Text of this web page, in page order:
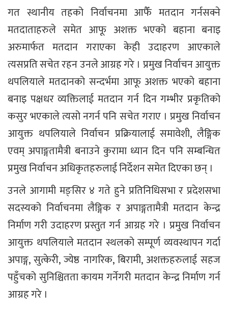
गत स्थानीय तहको निर्वाचनमा आफैँ मतदान गर्नसक्ने
मतदाताहरुले समेत आफू अशक्त भएको बहाना बनाइ
अरुमार्फत मतदान गराएका केही उदाहरण आएकाले
त्यसप्रति सचेत रहन उनले आग्रह गरे । प्रमुख निर्वाचन आयुक्त
थपलियाले मतदानको सन्दर्भमा आफू अशक्त भएको बहाना
बनाइ पक्षधर व्यक्तिलाई मतदान गर्न दिन गम्भीर प्रकृतिको
कसुर भएकाले त्यसो नगर्न पनि सचेत गराए । प्रमुख निर्वाचन
आयुक्त थपलियाले निर्वाचन प्रक्रियालाई समावेशी, लैङ्गिक
एवम् अपाङ्गतामैत्री बनाउने कुरामा ध्यान दिन पनि सम्बन्धित
प्रमुख निर्वाचन अधिकृतहरुलाई निर्देशन समेत दिएका छन् ।
उनले आगामी मङ्सिर ४ गते हुने प्रतिनिधिसभा र प्रदेशसभा
सदस्यको निर्वाचनमा लैङ्गिक र अपाङ्गतामैत्री मतदान केन्द्र
निर्माण गरी उदाहरण प्रस्तुत गर्न आग्रह गरे । प्रमुख निर्वाचन
आयुक्त थपलियाले मतदान स्थलको सम्पूर्ण व्यवस्थापन गर्दा
अपाङ्ग, सुत्केरी, ज्येष्ठ नागरिक, बिरामी, अशक्तहरुलाई सहज
पहुँचको सुनिश्चितता कायम गर्नेगरी मतदान केन्द्र निर्माण गर्न
आग्रह गरे ।